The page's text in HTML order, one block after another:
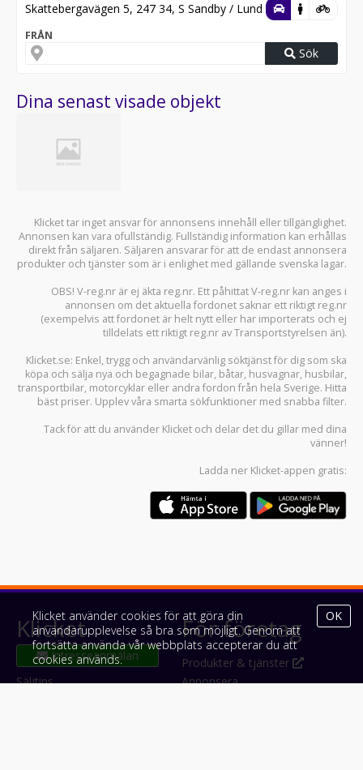
Skattebergavägen 5, 247 34, S Sandby / Lund
FRÅN
Sök
Dina senast visade objekt
Klicket tar inget ansvar för annonsens innehåll eller tillgänglighet.
Annonsen kan vara ofullständig. Fullständig information kan erhållas
direkt från säljaren. Säljaren ansvarar för att de endast annonsera
produkter och tjänster som är i enlighet med gällande svenska lagar.
OBS! V-reg.nr är ej äkta reg.nr. Ett påhittat V-reg.nr kan anges i
annonsen om det aktuella fordonet saknar ett riktigt reg.nr
(exempelvis att fordonet är helt nytt eller har importerats och ej
tilldelats ett riktigt reg.nr av Transportstyrelsen än).
Klicket.se: Enkel, trygg och användarvänlig söktjänst för dig som ska
köpa och sälja nya och begagnade bilar, båtar, husvagnar, husbilar,
transportbilar, motorcyklar eller andra fordon från hela Sverige. Hitta
bäst priser. Upplev våra smarta sökfunktioner med snabba filter.
Tack för att du använder Klicket och delar det du gillar med dina
vänner!
Ladda ner Klicket-appen gratis:
Klicket
Om Klicket
Säljtips
För företag
Produkter & tjänster
Annonsera
Klicket använder cookies för att göra din
användarupplevelse så bra som möjligt. Genom att
fortsätta använda vår webbplats accepterar du att
cookies används.
OK